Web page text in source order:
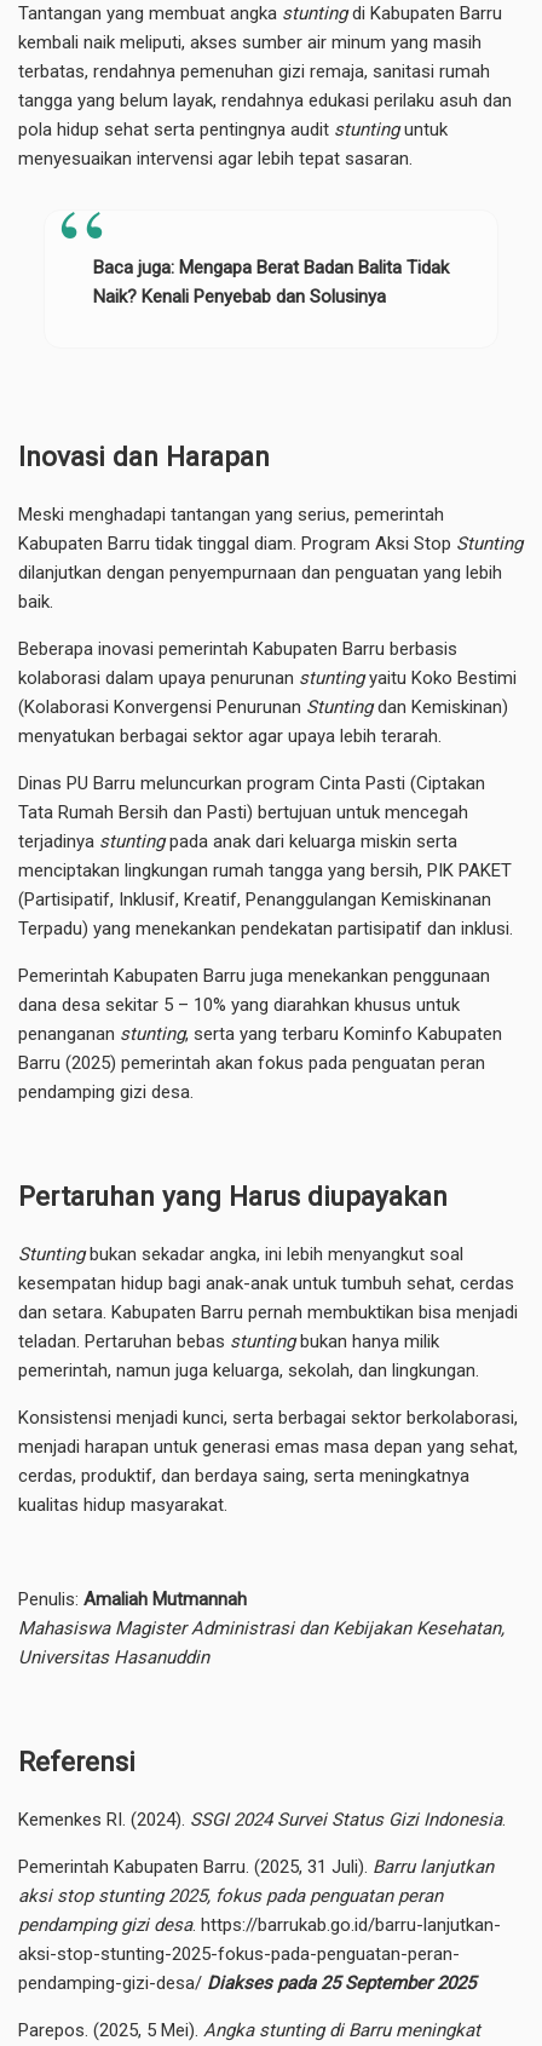
Tantangan yang membuat angka stuntingdi Kabupaten Barru
kembali naik meliputi, akses sumber air minum yang masih
terbatas, rendahnya pemenuhan gizi remaja, sanitasi rumah
tangga yang belum layak, rendahnya edukasi perilaku asuh dan
pola hidup sehat serta pentingnya audit stuntinguntuk
menyesuaikan intervensi agar lebih tepat sasaran.
Baca juga: Mengapa Berat Badan Balita Tidak
Naik? Kenali Penyebab dan Solusinya
Inovasi dan Harapan
Meski menghadapi tantangan yang serius, pemerintah
Kabupaten Barru tidak tinggal diam. Program Aksi Stop Stunting
dilanjutkan dengan penyempurnaan dan penguatan yang lebih
baik.
Beberapa inovasi pemerintah Kabupaten Barru berbasis
kolaborasi dalam upaya penurunan stuntingyaitu Koko Bestimi
(Kolaborasi Konvergensi Penurunan Stuntingdan Kemiskinan)
menyatukan berbagai sektor agar upaya lebih terarah.
Dinas PU Barru meluncurkan program Cinta Pasti (Ciptakan
Tata Rumah Bersih dan Pasti) bertujuan untuk mencegah
terjadinya stuntingpada anak dari keluarga miskin serta
menciptakan lingkungan rumah tangga yang bersih, PIK PAKET
(Partisipatif, Inklusif, Kreatif, Penanggulangan Kemiskinanan
Terpadu) yang menekankan pendekatan partisipatif dan inklusi.
Pemerintah Kabupaten Barru juga menekankan penggunaan
dana desa sekitar 5 – 10% yang diarahkan khusus untuk
penanganan stunting, serta yang terbaru Kominfo Kabupaten
Barru (2025) pemerintah akan fokus pada penguatan peran
pendamping gizi desa.
Pertaruhan yang Harus diupayakan
Stuntingbukan sekadar angka, ini lebih menyangkut soal
kesempatan hidup bagi anak-anak untuk tumbuh sehat, cerdas
dan setara. Kabupaten Barru pernah membuktikan bisa menjadi
teladan. Pertaruhan bebas stuntingbukan hanya milik
pemerintah, namun juga keluarga, sekolah, dan lingkungan.
Konsistensi menjadi kunci, serta berbagai sektor berkolaborasi,
menjadi harapan untuk generasi emas masa depan yang sehat,
cerdas, produktif, dan berdaya saing, serta meningkatnya
kualitas hidup masyarakat.
Penulis: Amaliah Mutmannah
Mahasiswa Magister Administrasi dan Kebijakan Kesehatan,
Universitas Hasanuddin
Referensi
Kemenkes RI. (2024). SSGI 2024 Survei Status Gizi Indonesia.
Pemerintah Kabupaten Barru. (2025, 31 Juli). Barru lanjutkan
aksi stop stunting 2025, fokus pada penguatan peran
pendamping gizi desa. https://barrukab.go.id/barru-lanjutkan-
aksi-stop-stunting-2025-fokus-pada-penguatan-peran-
pendamping-gizi-desa/ Diakses pada 25 September 2025
Parepos. (2025, 5 Mei). Angka stunting di Barru meningkat